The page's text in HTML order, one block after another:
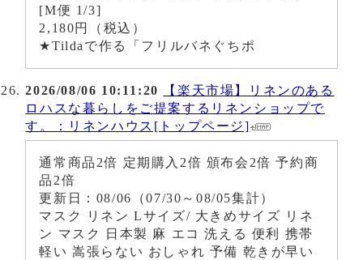
[M便 1/3]
2,180円（税込）
★Tildaで作る「フリルバネぐちポ
2026/08/06 10:11:20
【楽天市場】リネンのある
ロハスな暮らしをご提案するリネンショップで
す。：リネンハウス[トップページ]
通常商品2倍 定期購入2倍 頒布会2倍 予約商
品2倍
更新日：08/06（07/30～08/05集計）
マスク リネン Lサイズ/ 大きめサイズ リネ
ン マスク 日本製 麻 エコ 洗える 便利 携帯
軽い 嵩張らない おしゃれ 予備 乾きが早い